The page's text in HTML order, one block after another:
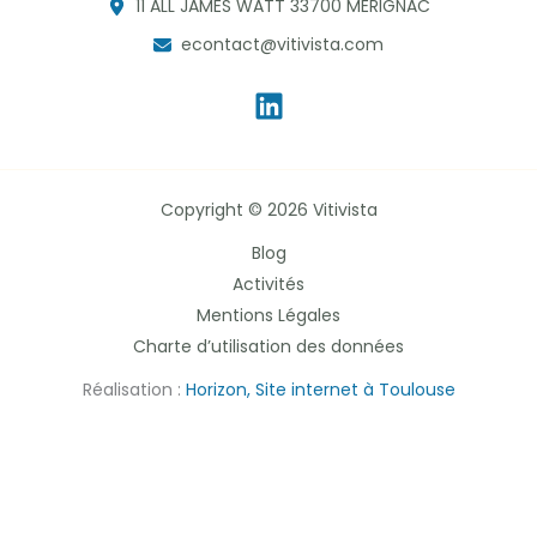
11 ALL JAMES WATT 33700 MERIGNAC
econtact@vitivista.com
Copyright © 2026 Vitivista
Blog
Activités
Mentions Légales
Charte d’utilisation des données
Réalisation : Horizon, Site internet à Toulouse